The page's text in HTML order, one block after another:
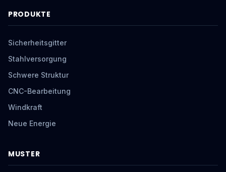
PRODUKTE
Sicherheitsgitter
Stahlversorgung
Schwere Struktur
CNC-Bearbeitung
Windkraft
Neue Energie
MUSTER